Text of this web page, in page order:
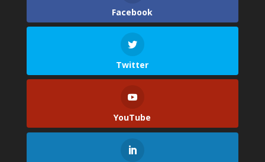
Facebook
Twitter
YouTube